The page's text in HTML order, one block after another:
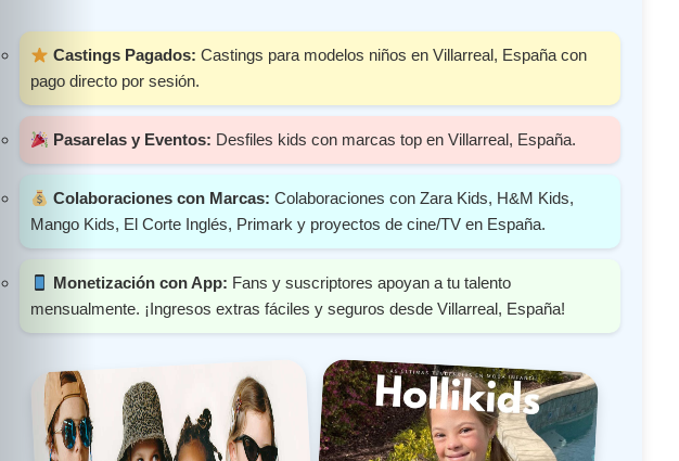
Casting
Sabritas
Casting
HolliKids
Contacto
Castings Pagados: Castings para modelos niños en Villarreal, España con
pago directo por sesión.
Pasarelas y Eventos: Desfiles kids con marcas top en Villarreal, España.
Colaboraciones con Marcas: Colaboraciones con Zara Kids, H&M Kids,
Mango Kids, El Corte Inglés, Primark y proyectos de cine/TV en España.
Monetización con App: Fans y suscriptores apoyan a tu talento
mensualmente. ¡Ingresos extras fáciles y seguros desde Villarreal, España!